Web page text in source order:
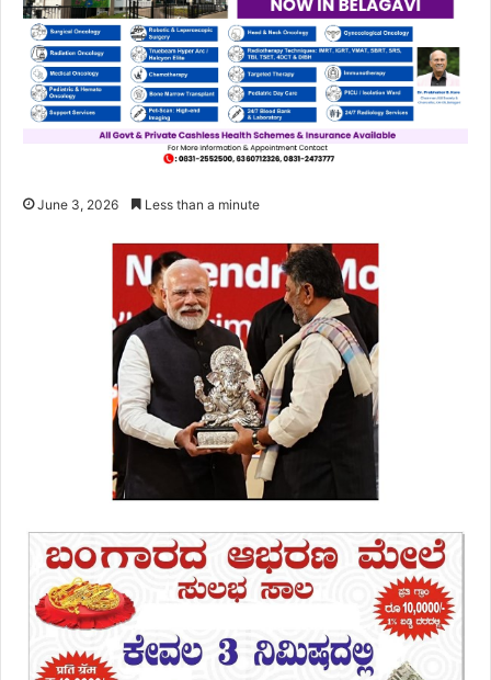
June 3, 2026 Less than a minute